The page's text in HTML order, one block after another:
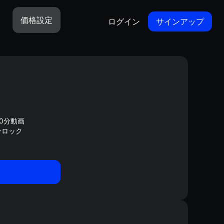
価格設定 ログイン サインアップ
分動画
ック